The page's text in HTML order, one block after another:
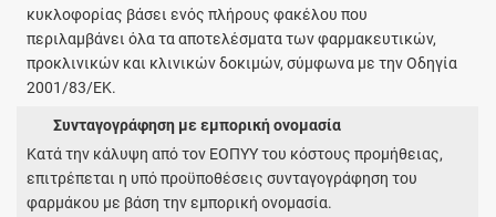
κυκλοφορίας βάσει ενός πλήρους φακέλου που
περιλαμβάνει όλα τα αποτελέσματα των φαρμακευτικών,
προκλινικών και κλινικών δοκιμών, σύμφωνα με την Οδηγία
2001/83/ΕΚ.
Συνταγογράφηση με εμπορική ονομασία
Κατά την κάλυψη από τον ΕΟΠΥΥ του κόστους προμήθειας,
επιτρέπεται η υπό προϋποθέσεις συνταγογράφηση του
φαρμάκου με βάση την εμπορική ονομασία.